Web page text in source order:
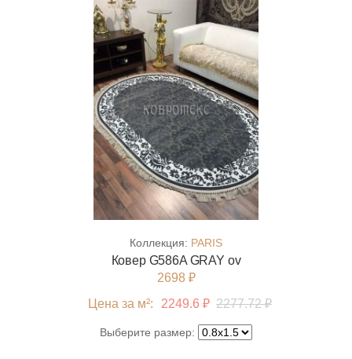
Коллекция: PARIS
Ковер G586A GRAY ov
2698 ₽
Цена за м²:
2249.6 ₽ 2277.72 ₽
Выберите размер: